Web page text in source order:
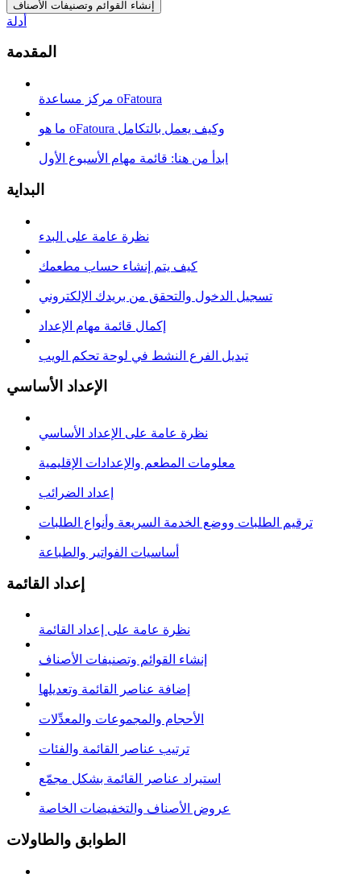
إنشاء القوائم وتصنيفات الأصناف
أدلة
المقدمة
مركز مساعدة oFatoura
ما هو oFatoura وكيف يعمل بالتكامل
ابدأ من هنا: قائمة مهام الأسبوع الأول
البداية
نظرة عامة على البدء
كيف يتم إنشاء حساب مطعمك
تسجيل الدخول والتحقق من بريدك الإلكتروني
إكمال قائمة مهام الإعداد
تبديل الفرع النشط في لوحة تحكم الويب
الإعداد الأساسي
نظرة عامة على الإعداد الأساسي
معلومات المطعم والإعدادات الإقليمية
إعداد الضرائب
ترقيم الطلبات ووضع الخدمة السريعة وأنواع الطلبات
أساسيات الفواتير والطباعة
إعداد القائمة
نظرة عامة على إعداد القائمة
إنشاء القوائم وتصنيفات الأصناف
إضافة عناصر القائمة وتعديلها
الأحجام والمجموعات والمعدِّلات
ترتيب عناصر القائمة والفئات
استيراد عناصر القائمة بشكل مجمّع
عروض الأصناف والتخفيضات الخاصة
الطوابق والطاولات